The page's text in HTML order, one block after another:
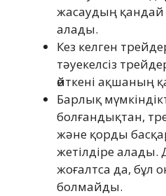
жасаудың
алады.
Кез келген
тәуекелсіз
өйткені ақшаның
Барлық
болғандықтан,
және қорды
жетілдіре
жоғалтса да,
болмайды.